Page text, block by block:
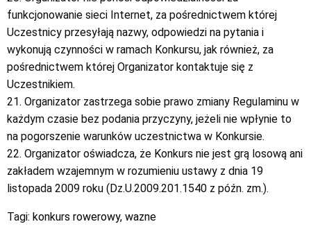
funkcjonowanie sieci Internet, za pośrednictwem której
Uczestnicy przesyłają nazwy, odpowiedzi na pytania i
wykonują czynności w ramach Konkursu, jak również, za
pośrednictwem której Organizator kontaktuje się z
Uczestnikiem.
21. Organizator zastrzega sobie prawo zmiany Regulaminu w
każdym czasie bez podania przyczyny, jeżeli nie wpłynie to
na pogorszenie warunków uczestnictwa w Konkursie.
22. Organizator oświadcza, że Konkurs nie jest grą losową ani
zakładem wzajemnym w rozumieniu ustawy z dnia 19
listopada 2009 roku (Dz.U.2009.201.1540 z późn. zm.).
Tagi: konkurs rowerowy, wazne